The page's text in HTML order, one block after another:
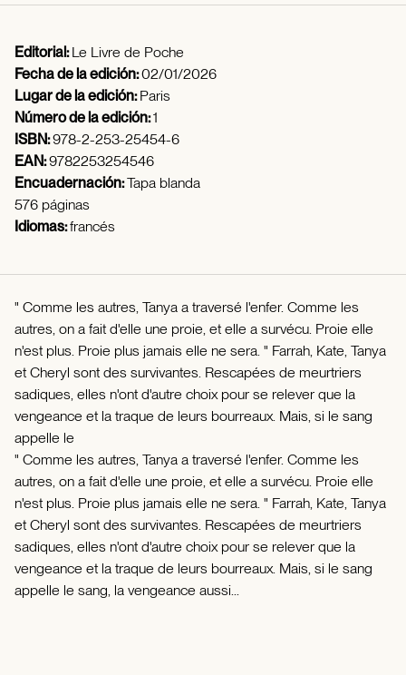
Editorial:Le Livre de Poche
Fecha de la edición:02/01/2026
Lugar de la edición:Paris
Número de la edición:1
ISBN:978-2-253-25454-6
EAN:9782253254546
Encuadernación:Tapa blanda
576 páginas
Idiomas:francés
" Comme les autres, Tanya a traversé l'enfer. Comme les
autres, on a fait d'elle une proie, et elle a survécu. Proie elle
n'est plus. Proie plus jamais elle ne sera. " Farrah, Kate, Tanya
et Cheryl sont des survivantes. Rescapées de meurtriers
sadiques, elles n'ont d'autre choix pour se relever que la
vengeance et la traque de leurs bourreaux. Mais, si le sang
appelle le
" Comme les autres, Tanya a traversé l'enfer. Comme les
autres, on a fait d'elle une proie, et elle a survécu. Proie elle
n'est plus. Proie plus jamais elle ne sera. " Farrah, Kate, Tanya
et Cheryl sont des survivantes. Rescapées de meurtriers
sadiques, elles n'ont d'autre choix pour se relever que la
vengeance et la traque de leurs bourreaux. Mais, si le sang
appelle le sang, la vengeance aussi...